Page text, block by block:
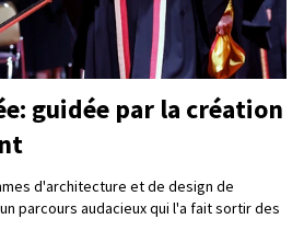
guidée par la création
d'architecture et de design de
parcours audacieux qui l'a fait sortir des